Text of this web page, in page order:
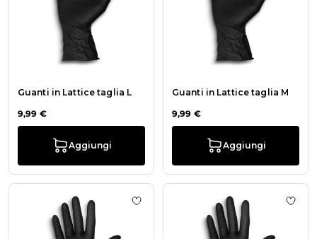
Guanti in Lattice taglia L
9,99 €
Aggiungi
Guanti in Lattice taglia M
9,99 €
Aggiungi
Aggiungi alla wishlist Guanti in